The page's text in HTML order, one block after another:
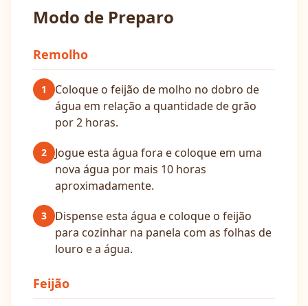
Modo de Preparo
Remolho
1
Coloque o feijão de molho no dobro de
água em relação a quantidade de grão
por 2 horas.
2
Jogue esta água fora e coloque em uma
nova água por mais 10 horas
aproximadamente.
3
Dispense esta água e coloque o feijão
para cozinhar na panela com as folhas de
louro e a água.
Feijão